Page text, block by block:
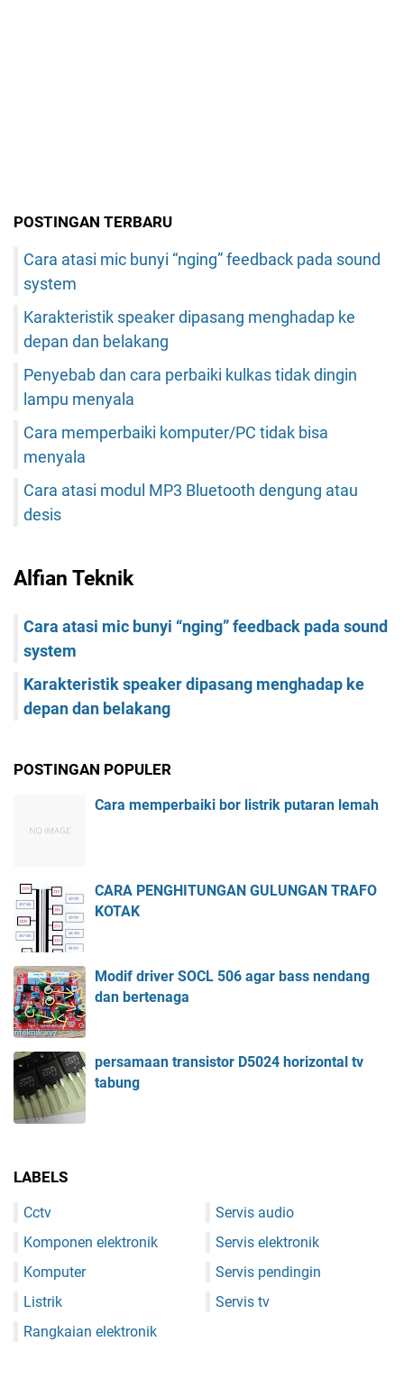
POSTINGAN TERBARU
Cara atasi mic bunyi “nging” feedback pada sound
system
Karakteristik speaker dipasang menghadap ke
depan dan belakang
Penyebab dan cara perbaiki kulkas tidak dingin
lampu menyala
Cara memperbaiki komputer/PC tidak bisa
menyala
Cara atasi modul MP3 Bluetooth dengung atau
desis
Alfian Teknik
Cara atasi mic bunyi “nging” feedback pada sound
system
Karakteristik speaker dipasang menghadap ke
depan dan belakang
POSTINGAN POPULER
Cara memperbaiki bor listrik putaran lemah
CARA PENGHITUNGAN GULUNGAN TRAFO
KOTAK
Modif driver SOCL 506 agar bass nendang
dan bertenaga
persamaan transistor D5024 horizontal tv
tabung
LABELS
Cctv
Komponen elektronik
Komputer
Listrik
Rangkaian elektronik
Servis audio
Servis elektronik
Servis pendingin
Servis tv